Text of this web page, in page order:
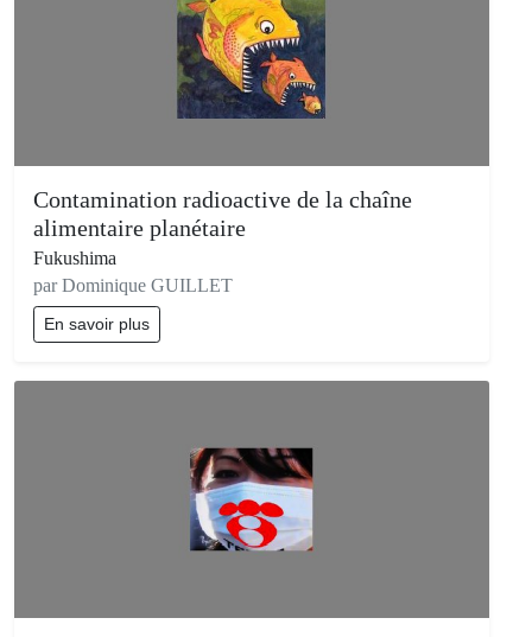
Contamination radioactive de la chaîne
alimentaire planétaire
Fukushima
par Dominique GUILLET
En savoir plus